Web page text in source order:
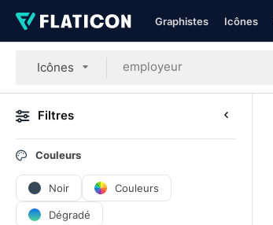
Graphistes Icônes
Icônes
Filtres
Couleurs
Noir Couleurs
Dégradé